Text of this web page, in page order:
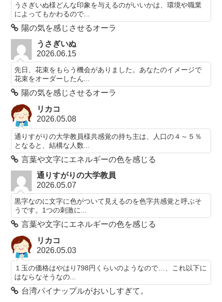
うさぎいぬ様どんな印象を与えるのがいいかは、環境や職業
によってもかわるので...
陽の気を感じさせるオーラ
うさぎいぬ
2026.06.15
先日、花束をもらう機会がありました。あなたのイメージで
花束をオーダーしたん...
陽の気を感じさせるオーラ
リカコ
2026.05.08
通りすがりの大学教員様共感覚の持ち主は、人口の４～５％
となると、結構な人数...
言葉や文字にエネルギーの色を感じる
通りすがりの大学教員
2026.05.07
黒字なのに文字に色がついて見えるのを色字共感覚と呼ぶそ
うです。1つの刺激に...
言葉や文字にエネルギーの色を感じる
リカコ
2026.05.03
１玉の価格はやはり798円くらいのようなので…、これ以下に
はならなそうなの...
台湾パイナップルがおいしすぎて。